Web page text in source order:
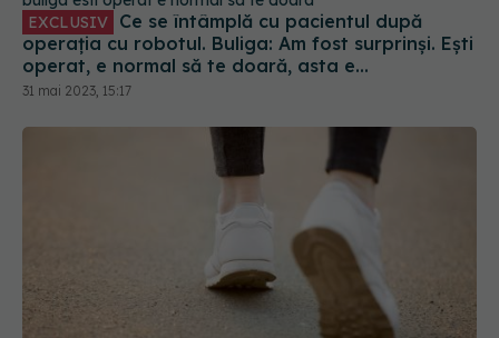
EXCLUSIV
operația cu robotul. Buliga: Am fost surprinși. Ești
operat, e normal să te doară, asta e
mentalitatea
31 mai 2023, 15:17